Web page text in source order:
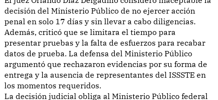
decisión del Ministerio Público de no ejercer acción
penal en solo 17 días y sin llevar a cabo diligencias.
Además, criticó que se limitara el tiempo para
presentar pruebas y la falta de esfuerzos para recabar
datos de prueba. La defensa del Ministerio Público
argumentó que rechazaron evidencias por su forma de
entrega y la ausencia de representantes del ISSSTE en
los momentos requeridos.
La decisión judicial obliga al Ministerio Público federal